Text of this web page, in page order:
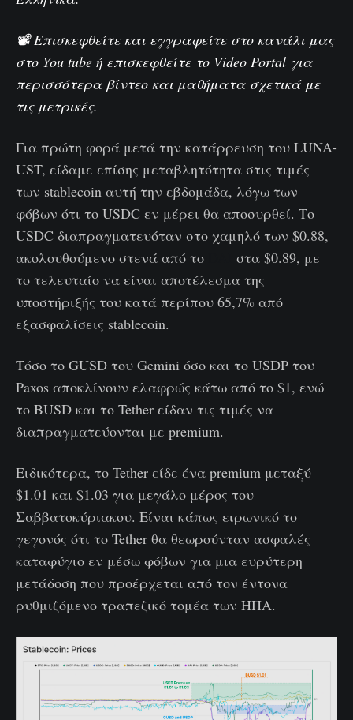
📽️ Επισκεφθείτε και εγγραφείτε στο κανάλι μας
στο You tube ή επισκεφθείτε το Video Portal για
περισσότερα βίντεο και μαθήματα σχετικά με
τις μετρικές.
Για πρώτη φορά μετά την κατάρρευση του LUNA-
UST, είδαμε επίσης μεταβλητότητα στις τιμές
των stablecoin αυτή την εβδομάδα, λόγω των
φόβων ότι το USDC εν μέρει θα αποσυρθεί. Το
USDC διαπραγματευόταν στο χαμηλό των $0.88,
ακολουθούμενο στενά από το
στα $0.89, με
το τελευταίο να είναι αποτέλεσμα της
υποστήριξής του κατά περίπου 65,7% από
εξασφαλίσεις stablecoin.
Τόσο το GUSD του Gemini όσο και το USDP του
Paxos αποκλίνουν ελαφρώς κάτω από το $1, ενώ
το BUSD και το Tether είδαν τις τιμές να
διαπραγματεύονται με premium.
Ειδικότερα, το Tether είδε ένα premium μεταξύ
$1.01 και $1.03 για μεγάλο μέρος του
Σαββατοκύριακου. Είναι κάπως ειρωνικό το
γεγονός ότι το Tether θα θεωρούνταν ασφαλές
καταφύγιο εν μέσω φόβων για μια ευρύτερη
μετάδοση που προέρχεται από τον έντονα
ρυθμιζόμενο τραπεζικό τομέα των ΗΠΑ.